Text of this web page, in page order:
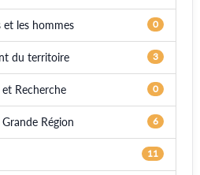
et les hommes 0
du territoire 3
Recherche 0
Région 6
11